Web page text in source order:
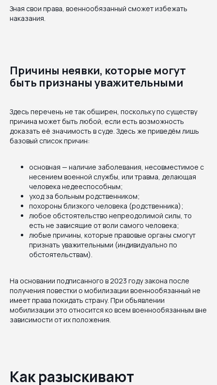
Зная свои права, военнообязанный сможет избежать
наказания.
Причины неявки, которые могут
быть признаны уважительными
Здесь перечень не так обширен, поскольку по существу
причина может быть любой, если есть возможность
доказать её значимость в суде. Здесь же приведём лишь
базовый список причин:
основная — наличие заболевания, несовместимое с
несением военной службы, или травма, делающая
человека недееспособным;
уход за больным родственником;
похороны близкого человека (родственника);
любое обстоятельство непреодолимой силы, то
есть не зависящие от воли самого человека;
любые причины, которые правовые органы смогут
признать уважительными (индивидуально по
обстоятельствам).
На основании подписанного в 2023 году закона после
получения повестки о мобилизации военнообязанный не
имеет права покидать страну. При объявлении
мобилизации это относится ко всем военнообязанным вне
зависимости от их положения.
Как разыскивают